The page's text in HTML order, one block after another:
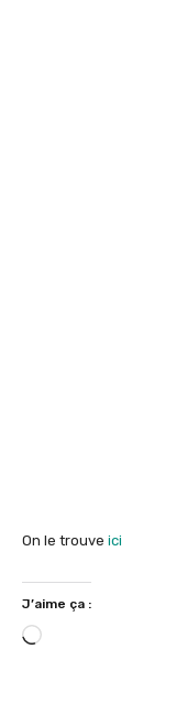
On le trouve ici
J’aime ça :
C